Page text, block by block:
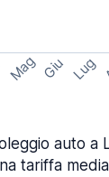
Mag Giu Lug
auto a
tariffa